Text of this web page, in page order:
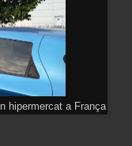
hipermercat a França